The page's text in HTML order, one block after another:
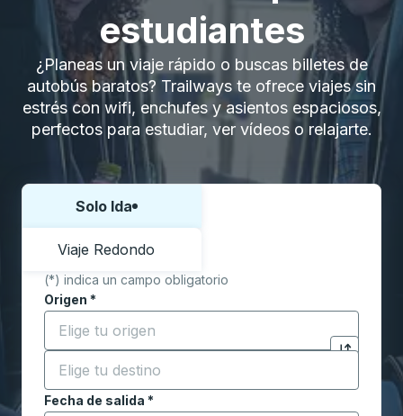
estudiantes
¿Planeas un viaje rápido o buscas billetes de
autobús baratos? Trailways te ofrece viajes sin
estrés con wifi, enchufes y asientos espaciosos,
perfectos para estudiar, ver vídeos o relajarte.
Elija una forma o viaje de ida y vuelta:
Solo Ida
Viaje Redondo
(*) indica un campo obligatorio
Origen *
Comience a escribir la ciudad de origen para abrir
Haga clic
Destino *
Comience a escribir la ciudad de destino para
Fecha de salida *
Escriba la fecha en formato de fecha Barra diagonal